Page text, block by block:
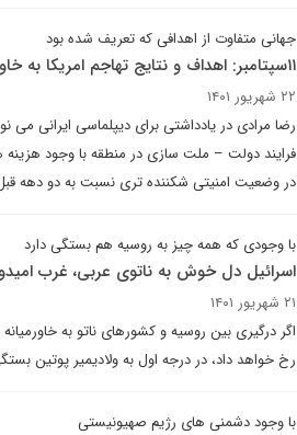
جهانی متفاوت از اهدافی که تعریف شده بود
۱۱سپتامبر: اهداف و نتایج تهاجم امریکا به خاورمیانه
۲۲ شهریور ۱۴۰۱
رضا مرادی در یادداشتی برای دیپلماسی ایرانی
فرایند دولت – ملت سازی در منطقه با وجود
در وضعیت امنیتی شکننده تری نسبت به دو دهه
با وجودی که همه چیز به روسیه هم بستگی دارد
اسرائیل دل خوش به ناتوی عربی، غرب
۲۱ شهریور ۱۴۰۱
اگر درگیری بین روسیه و کشورهای ناتو به
رخ خواهد داد، در درجه اول به ولادیمیر پوتین
با وجود دشمنی های رژیم صهیونیستی